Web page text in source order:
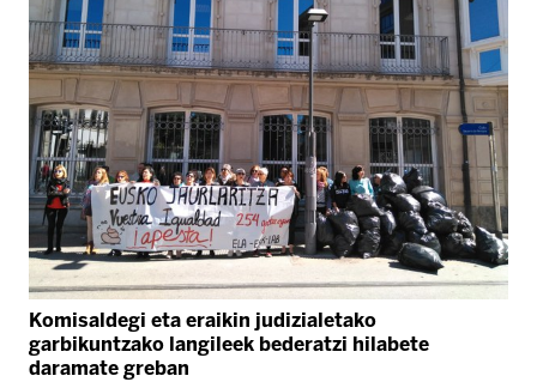
Komisaldegi eta eraikin judizialetako
garbikuntzako langileek bederatzi hilabete
daramate greban